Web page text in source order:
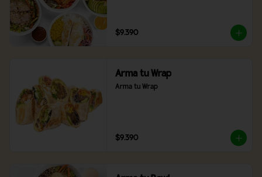
$9.390
Arma tu Wrap
Arma tu Wrap
$9.390